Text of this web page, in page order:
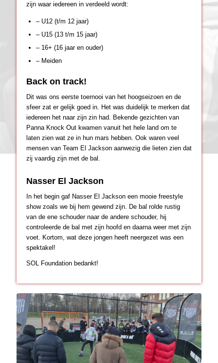
zijn waar iedereen in verdeeld wordt:
– U12 (t/m 12 jaar)
– U15 (13 t/m 15 jaar)
– 16+ (16 jaar en ouder)
– Meiden
Back on track!
Dit was ons eerste toernooi van het hoogseizoen en de
sfeer zat er gelijk goed in. Het was duidelijk te merken dat
iedereen het naar zijn zin had. Bekende gezichten van
Panna Knock Out kwamen vanuit het hele land om te
laten zien wat ze in hun mars hebben. Ook waren veel
mensen van Team El Jackson aanwezig die lieten zien dat
zij vaardig zijn met de bal.
Nasser El Jackson
In het begin gaf Nasser El Jackson een mooie freestyle
show zoals we bij hem gewend zijn. De bal rolde rustig
van de ene schouder naar de andere schouder, hij
controleerde de bal met zijn hoofd en daarna weer met zijn
voet. Kortom, wat deze jongen heeft neergezet was een
spektakel!
SOL Foundation bedankt!